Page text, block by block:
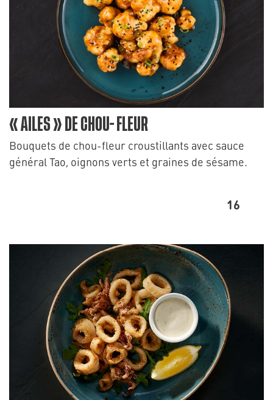
« AILES » DE CHOU- FLEUR
Bouquets de chou-fleur croustillants avec sauce
général Tao, oignons verts et graines de sésame.
16